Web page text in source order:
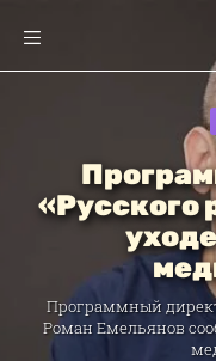
«Русского
Программный
Роман Емельянов